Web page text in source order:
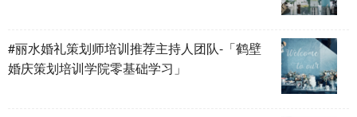
#丽水婚礼策划师培训推荐主持人团队-「鹤壁
婚庆策划培训学院零基础学习」